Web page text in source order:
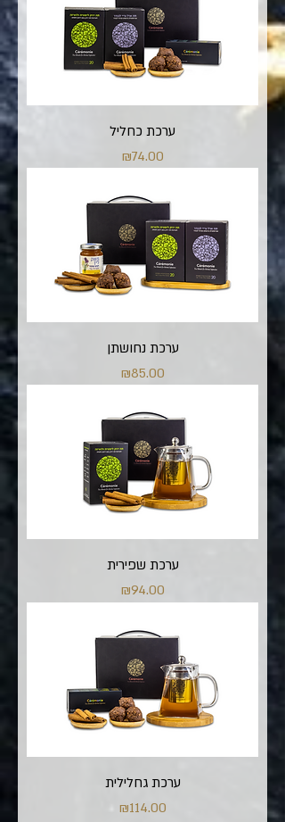
ערכת כחליל
מחיר
₪74.00
ערכת נחושתן
מחיר
₪85.00
ערכת שפירית
מחיר
₪94.00
ערכת גחלילית
מחיר
₪114.00